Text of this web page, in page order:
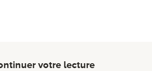
votre lecture